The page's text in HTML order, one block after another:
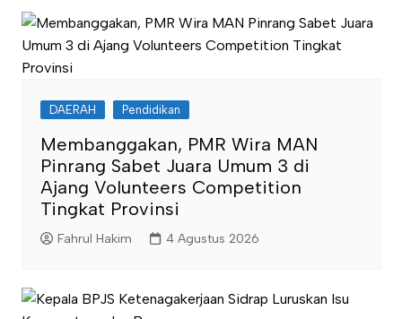
DAERAH Pendidikan
Membanggakan, PMR Wira MAN
Pinrang Sabet Juara Umum 3 di
Ajang Volunteers Competition
Tingkat Provinsi
Fahrul Hakim 4 Agustus 2026